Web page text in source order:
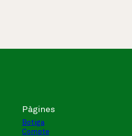
Pàgines
Botiga
Compte